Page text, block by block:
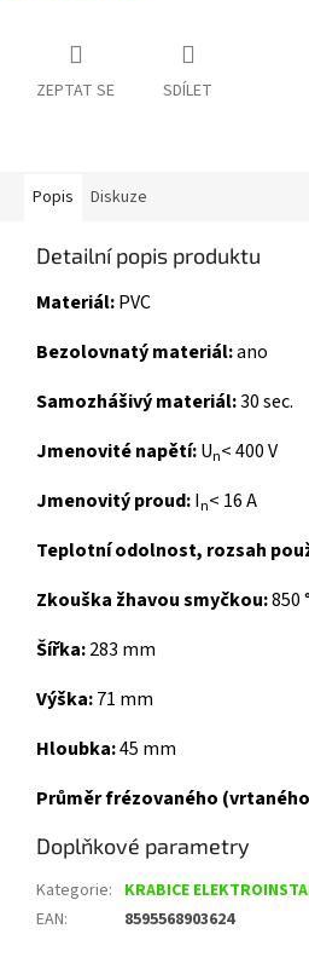
ZEPTAT SE SDÍLET
Popis Diskuze
Detailní popis produktu
Materiál:PVC
Bezolovnatý materiál:ano
Samozhášivý materiál:30 sec.
Jmenovité napětí:Un< 400 V
Jmenovitý proud:In< 16 A
Teplotní odolnost, rozsah
Zkouška žhavou smyčkou:850
Šířka:283 mm
Výška:71 mm
Hloubka:45 mm
Průměr frézovaného
Doplňkové parametry
Kategorie: KRABICE
EAN: 8595568903624